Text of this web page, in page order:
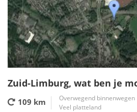
Zuid-Limburg, wat ben je
109 km
Overwegend binnenwegen
Veel platteland